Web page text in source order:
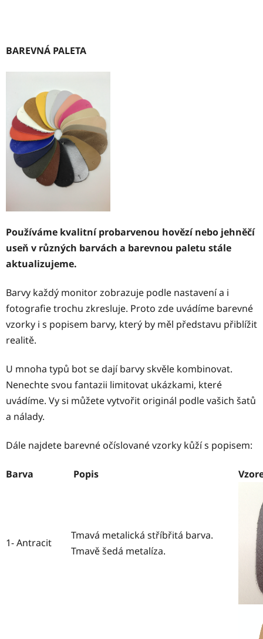
BAREVNÁ PALETA
Používáme kvalitní probarvenou hovězí nebo jehněčí
useň v různých barvách a barevnou paletu stále
aktualizujeme.
Barvy každý monitor zobrazuje podle nastavení a i
fotografie trochu zkresluje. Proto zde uvádíme barevné
vzorky i s popisem barvy, který by měl představu přiblížit
realitě.
U mnoha typů bot se dají barvy skvěle kombinovat.
Nenechte svou fantazii limitovat ukázkami, které
uvádíme. Vy si můžete vytvořit originál podle vašich šatů
a nálady.
Dále najdete barevné očíslované vzorky kůží s popisem:
Barva Popis
1- Antracit
Tmavá metalická stříbřitá barva.
Tmavě šedá metalíza.